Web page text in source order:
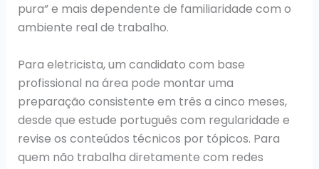
pura” e mais dependente de familiaridade com o
ambiente real de trabalho.
Para eletricista, um candidato com base
profissional na área pode montar uma
preparação consistente em três a cinco meses,
desde que estude português com regularidade e
revise os conteúdos técnicos por tópicos. Para
quem não trabalha diretamente com redes